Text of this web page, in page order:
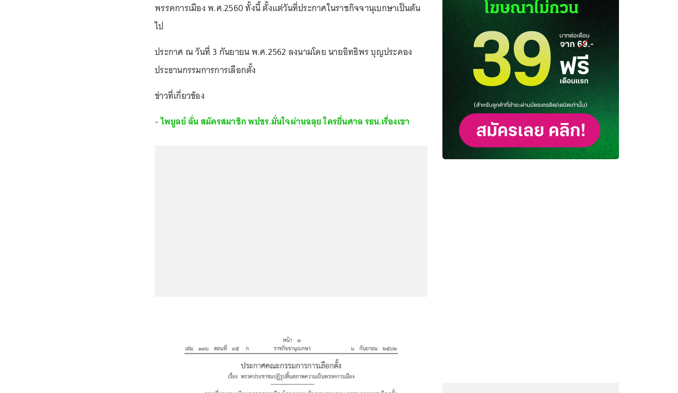
พรรคการเมือง พ.ศ.2560 ทั้งนี้ ตั้งแต่วันที่ประกาศในราชกิจจานุเบกษาเป็นต้น
ไป
ประกาศ ณ วันที่ 3 กันยายน พ.ศ.2562 ลงนามโดย นายอิทธิพร บุญประคอง
ประธานกรรมการการเลือกตั้ง
ข่าวที่เกี่ยวข้อง
-ไพบูลย์ ลั่น สมัครสมาชิก พปชร.มั่นใจผ่านฉลุย ใครยื่นศาล รธน.เรื่องเขา